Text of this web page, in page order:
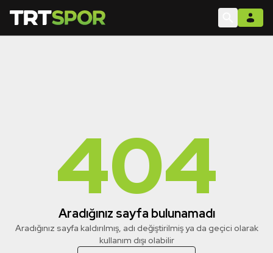
404
Aradığınız sayfa bulunamadı
Aradığınız sayfa kaldırılmış, adı değiştirilmiş ya da geçici olarak
kullanım dışı olabilir